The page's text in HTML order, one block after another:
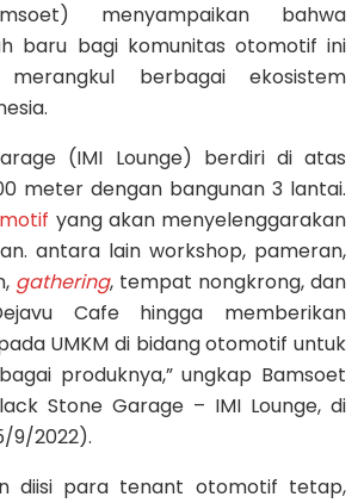
menyampaikan bahwa
baru bagi komunitas otomotif ini
berbagai ekosistem
(IMI Lounge) berdiri di atas
meter dengan bangunan 3 lantai.
yang akan menyelenggarakan
antara lain workshop, pameran,
gathering, tempat nongkrong, dan
Cafe hingga memberikan
UMKM di bidang otomotif untuk
produknya,” ungkap Bamsoet
Stone Garage – IMI Lounge, di
9/2022).
diisi para tenant otomotif tetap,